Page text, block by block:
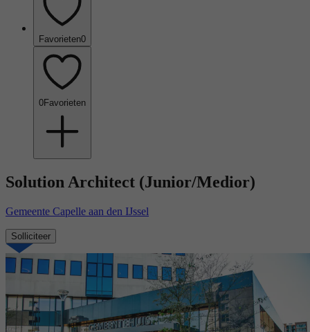
Favorieten0
0Favorieten
Solution Architect (Junior/Medior)
Gemeente Capelle aan den IJssel
Solliciteer